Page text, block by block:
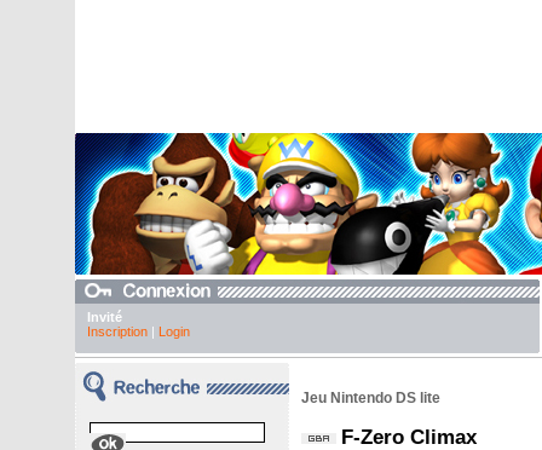
Invité
Inscription| Login
Jeu Nintendo DS lite
F-Zero Climax